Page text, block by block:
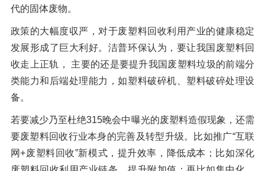
代的固体废物。
政策的大幅度収严，对于废塑料回收利用产业的健康稳定
发展形成了巨大利好。洁普环保认为，要让我国废塑料回
收走上正轨， 主要的还是要提升我国废塑料垃圾的前端分
类能力和后端处理能力，如塑料破碎机、塑料破碎处理设
备。
若要减少乃至杜绝315晚会中曝光的废塑料造假现象，还需
要废塑料回收行业本身的完善及转型升级。比如推广“互联
网+废塑料回收”新模式，提升效率，降低成本；比如深化